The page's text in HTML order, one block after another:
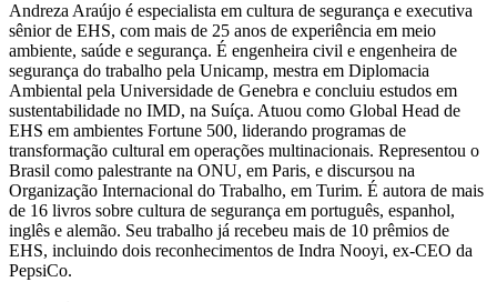
Andreza Araújo é especialista em cultura de segurança e executiva
sênior de EHS, com mais de 25 anos de experiência em meio
ambiente, saúde e segurança. É engenheira civil e engenheira de
segurança do trabalho pela Unicamp, mestra em Diplomacia
Ambiental pela Universidade de Genebra e concluiu estudos em
sustentabilidade no IMD, na Suíça. Atuou como Global Head de
EHS em ambientes Fortune 500, liderando programas de
transformação cultural em operações multinacionais. Representou o
Brasil como palestrante na ONU, em Paris, e discursou na
Organização Internacional do Trabalho, em Turim. É autora de mais
de 16 livros sobre cultura de segurança em português, espanhol,
inglês e alemão. Seu trabalho já recebeu mais de 10 prêmios de
EHS, incluindo dois reconhecimentos de Indra Nooyi, ex-CEO da
PepsiCo.